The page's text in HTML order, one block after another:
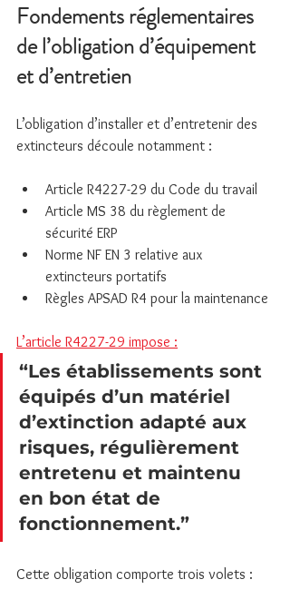
Fondements réglementaires
de l’obligation d’équipement
et d’entretien
L’obligation d’installer et d’entretenir des
extincteurs découle notamment :
Article R4227-29 du Code du travail
Article MS 38 du règlement de
sécurité ERP
Norme NF EN 3 relative aux
extincteurs portatifs
Règles APSAD R4 pour la maintenance
L’article R4227-29 impose :
“Les établissements sont
équipés d’un matériel
d’extinction adapté aux
risques, régulièrement
entretenu et maintenu
en bon état de
fonctionnement.”
Cette obligation comporte trois volets :